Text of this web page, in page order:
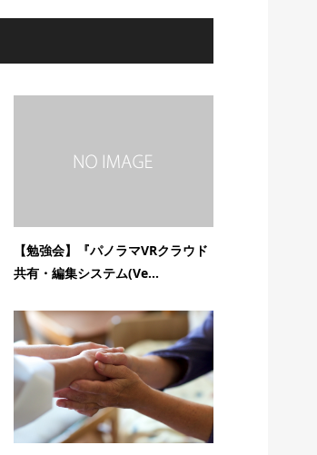
【勉強会】『パノラマVRクラウド
共有・編集システム(Ve...